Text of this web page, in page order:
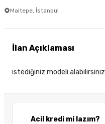
Maltepe, İstanbul
Acil kredi mi lazım?
İlan Açıklaması
istediğiniz modeli alabilirsiniz